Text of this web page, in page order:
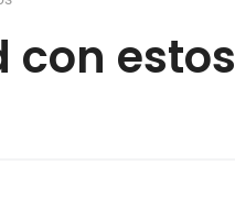
con estos